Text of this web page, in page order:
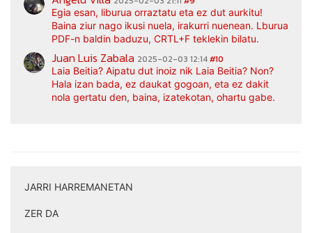
Egia esan, liburua orraztatu eta ez dut aurkitu!
Baina ziur nago ikusi nuela, irakurri nuenean. Lburua
PDF-n baldin baduzu, CRTL+F teklekin bilatu.
Juan Luis Zabala 2025-02-03 12:14#10
Laia Beitia? Aipatu dut inoiz nik Laia Beitia? Non?
Hala izan bada, ez daukat gogoan, eta ez dakit
nola gertatu den, baina, izatekotan, ohartu gabe.
JARRI HARREMANETAN
ZER DA